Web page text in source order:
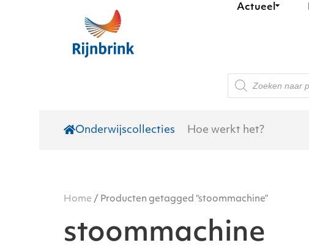
Skip to main content
Actueel
Producten
zoeken
Onderwijscollecties Hoe werkt het?
Home / Producten getagged “stoommachine”
stoommachine